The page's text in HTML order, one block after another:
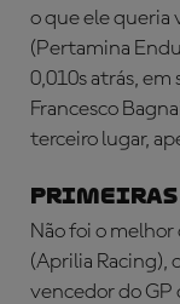
o que ele queria
(Pertamina
0,010s atrás,
Francesco
terceiro lugar,
PRIMEIRAS
Não foi o
(Aprilia Racing),
vencedor do GP